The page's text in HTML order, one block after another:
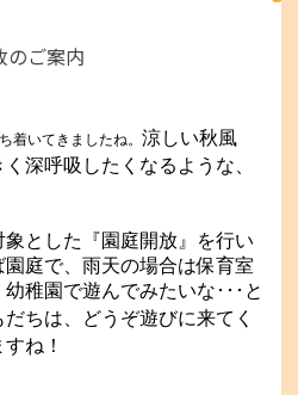
のご案内
着いてきましたね。涼しい秋風
深呼吸したくなるような、
とした『園庭開放』を行い
庭で、雨天の場合は保育室
幼稚園で遊んでみたいな･･･と
ちは、どうぞ遊びに来てく
ね！